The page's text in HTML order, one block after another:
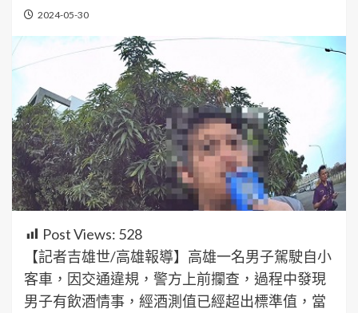
2024-05-30
Post Views: 528
【記者吉雄世/高雄報導】高雄一名男子駕駛自小
客車，因交通違規，警方上前攔查，過程中發現
男子有飲酒情事，經酒測值已經超出標準值，當